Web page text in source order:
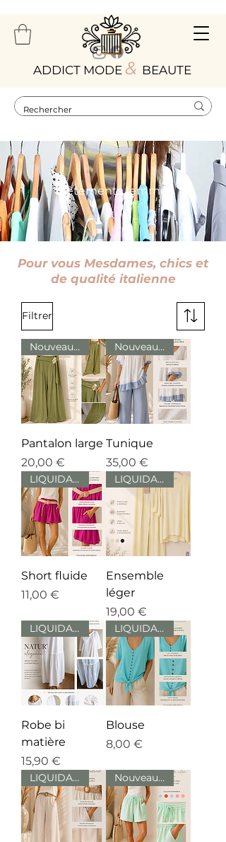
ADDICT MODE & BEAUTE
Vêtements femme
Pour vous Mesdames, chics et
de qualité italienne
Filtrer
Nouveautés
Pantalon large
Prix
20,00 €
Nouveauté
Tunique
Prix
35,00 €
LIQUIDATION
Short fluide
Prix
11,00 €
LIQUIDATION
Ensemble
léger
Prix
19,00 €
LIQUIDATION
Robe bi
matière
Prix
15,90 €
LIQUIDATION
Blouse
Prix
8,00 €
LIQUIDATION Nouveauté